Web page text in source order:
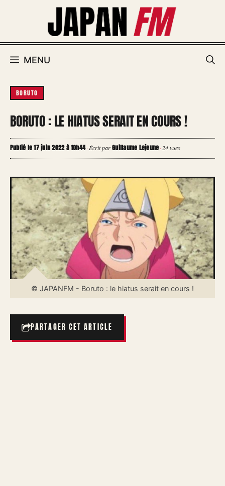
MENU
BORUTO
BORUTO : LE HIATUS SERAIT EN COURS !
Publié le 17 juin 2022 à 10h44·Écrit parGuillaume Lejeune·24 vues
© JAPANFM - Boruto : le hiatus serait en cours !
PARTAGER CET ARTICLE